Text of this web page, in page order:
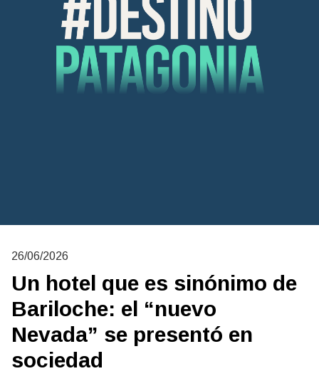
26/06/2026
Un hotel que es sinónimo de
Bariloche: el “nuevo
Nevada” se presentó en
sociedad